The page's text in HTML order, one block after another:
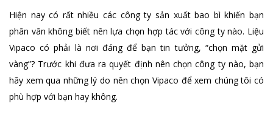
Hiện nay có rất nhiều các công ty sản xuất bao bì khiến bạn
phân vân không biết nên lựa chọn hợp tác với công ty nào. Liệu
Vipaco có phải là nơi đáng để bạn tin tưởng, “chọn mặt gửi
vàng”? Trước khi đưa ra quyết định nên chọn công ty nào, bạn
hãy xem qua những lý do nên chọn Vipaco để xem chúng tôi có
phù hợp với bạn hay không.